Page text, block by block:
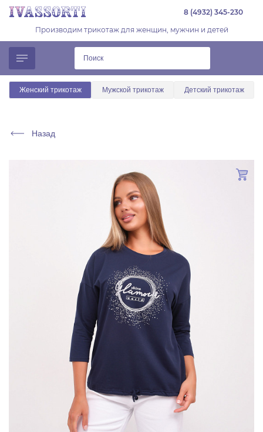
8 (4932) 345-230
Производим трикотаж для женщин, мужчин и детей
Женский трикотаж Мужской трикотаж Детский трикотаж
Назад